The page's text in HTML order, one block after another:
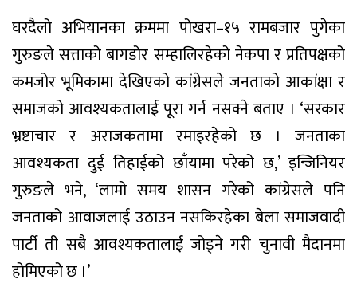
घरदैलो अभियानका क्रममा पोखरा–१५ रामबजार पुगेका
गुरुङले सत्ताको बागडोर सम्हालिरहेको नेकपा र प्रतिपक्षको
कमजोर भूमिकामा देखिएको कांग्रेसले जनताको आकांक्षा र
समाजको आवश्यकतालाई पूरा गर्न नसक्ने बताए । ‘सरकार
भ्रष्टाचार र अराजकतामा रमाइरहेको छ । जनताका
आवश्यकता दुई तिहाईको छाँयामा परेको छ,’ इन्जिनियर
गुरुङले भने, ‘लामो समय शासन गरेको कांग्रेसले पनि
जनताको आवाजलाई उठाउन नसकिरहेका बेला समाजवादी
पार्टी ती सबै आवश्यकतालाई जोड्ने गरी चुनावी मैदानमा
होमिएको छ ।’